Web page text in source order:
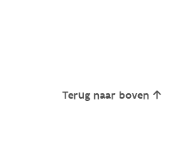
Terug naar boven